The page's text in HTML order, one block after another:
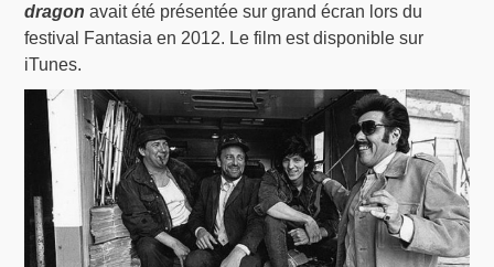
dragonavait été présentée sur grand écran lors du
festival Fantasia en 2012. Le film est disponible sur
iTunes.